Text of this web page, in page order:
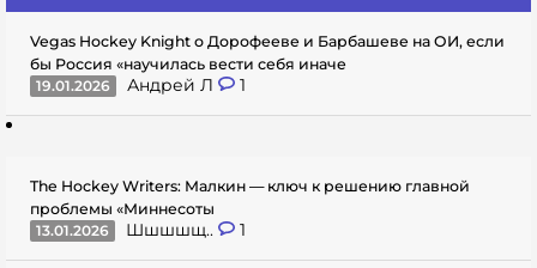
Vegas Hockey Knight о Дорофееве и Барбашеве на ОИ, если
бы Россия «научилась вести себя иначе
19.01.2026
Андрей Л 1
The Hockey Writers: Малкин — ключ к решению главной
проблемы «Миннесоты
13.01.2026
Шшшшщ.. 1